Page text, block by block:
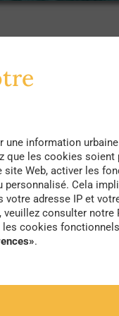
un doux rêve
2019, pour
partir de
phase de
élus,
à partir du
périmètre
modes de
à disposition de
comme celui
une information
que les cookies soient
site Web, activer les
personnalisé. Cela
adresse IP et
consulter notre
cookies
.